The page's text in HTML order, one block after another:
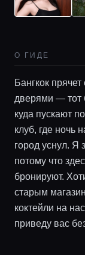
Гиды
О ГИДЕ
Бангкок
дверями — тот
куда пускают
клуб, где ночь
город уснул. Я
потому что
бронируют.
старым
коктейли на
приведу вас